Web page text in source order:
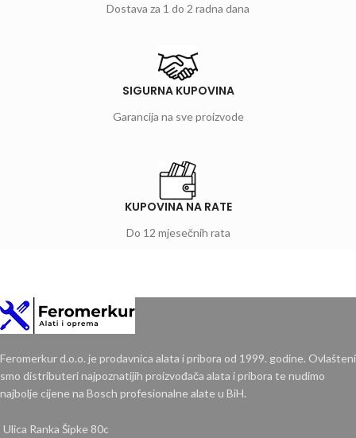
Dostava za 1 do 2 radna dana
SIGURNA KUPOVINA
Garancija na sve proizvode
KUPOVINA NA RATE
Do 12 mjesečnih rata
Feromerkur d.o.o. je prodavnica alata i pribora od 1999. godine. Ovlašteni
smo distributeri najpoznatijih proizvođača alata i pribora te nudimo
najbolje cijene na Bosch profesionalne alate u BiH.
Ulica Ranka Šipke 80c